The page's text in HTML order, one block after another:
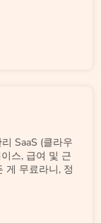
SaaS (클라우
스, 급여 및 근
게 무료라니, 정